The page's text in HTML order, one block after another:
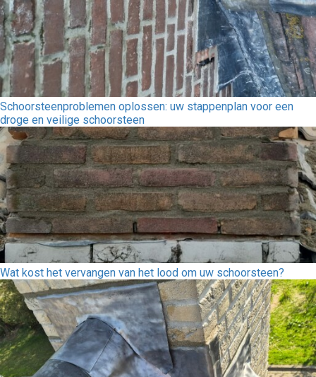
Schoorsteenproblemen oplossen: uw stappenplan voor een
droge en veilige schoorsteen
Wat kost het vervangen van het lood om uw schoorsteen?